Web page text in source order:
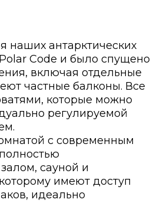
наших антарктических
Code и было спущено
включая отдельные
частные балконы. Все
которые можно
регулируемой
с современным
сауной и
имеют доступ
идеально